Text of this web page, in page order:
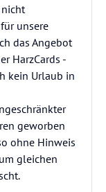
unsere
das Angebot
HarzCards -
kein Urlaub in
geworben
ohne Hinweis
gleichen